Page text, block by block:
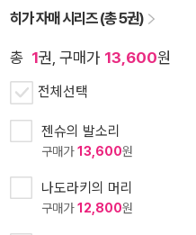
히가 자매 시리즈 (총 5권)
총 1권, 구매가 13,600원
전체선택
젠슈의 발소리
구매가13,600원
나도라키의 머리
구매가12,800원